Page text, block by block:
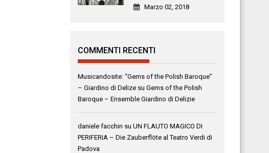
Marzo 02, 2018
COMMENTI RECENTI
Musicandosite: “Gems of the Polish Baroque”
– Giardino di Delize suGems of the Polish
Baroque – Ensemble Giardino di Delizie
daniele facchin suUN FLAUTO MAGICO DI
PERIFERIA – Die Zauberflöte al Teatro Verdi di
Padova